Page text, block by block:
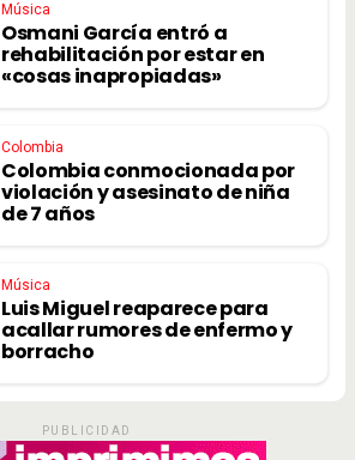
Música
Osmani García entró a
rehabilitación por estar en
«cosas inapropiadas»
Colombia
Colombia conmocionada por
violación y asesinato de niña
de 7 años
Música
Luis Miguel reaparece para
acallar rumores de enfermo y
borracho
PUBLICIDAD